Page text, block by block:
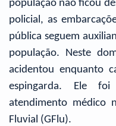
população não ficou
policial, as
pública seguem
população. Neste
acidentou enquanto
espingarda. Ele
atendimento médico
Fluvial (GFlu).